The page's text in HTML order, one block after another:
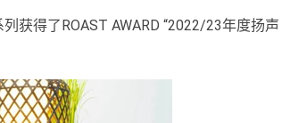
获得了ROAST AWARD “2022/23年度扬声